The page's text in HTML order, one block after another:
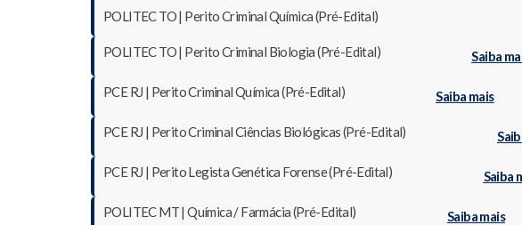
POLITEC TO | Perito Criminal Química (Pré-Edital)
POLITEC TO | Perito Criminal Biologia (Pré-Edital) Saiba
PCE RJ | Perito Criminal Química (Pré-Edital) Saiba mais
PCE RJ | Perito Criminal Ciências Biológicas (Pré-Edital)
PCE RJ | Perito Legista Genética Forense (Pré-Edital) Saiba
POLITEC MT | Química / Farmácia (Pré-Edital) Saiba mais